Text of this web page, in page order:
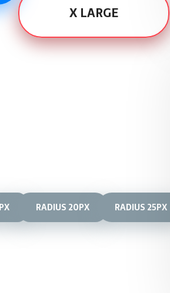
X LARGE
RADIUS 20PX RADIUS 25PX